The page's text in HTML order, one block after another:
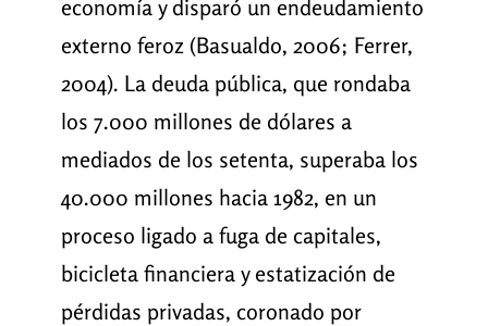
economía y disparó un endeudamiento
externo feroz (Basualdo, 2006; Ferrer,
2004). La deuda pública, que rondaba
los 7.000 millones de dólares a
mediados de los setenta, superaba los
40.000 millones hacia 1982, en un
proceso ligado a fuga de capitales,
bicicleta financiera y estatización de
pérdidas privadas, coronado por